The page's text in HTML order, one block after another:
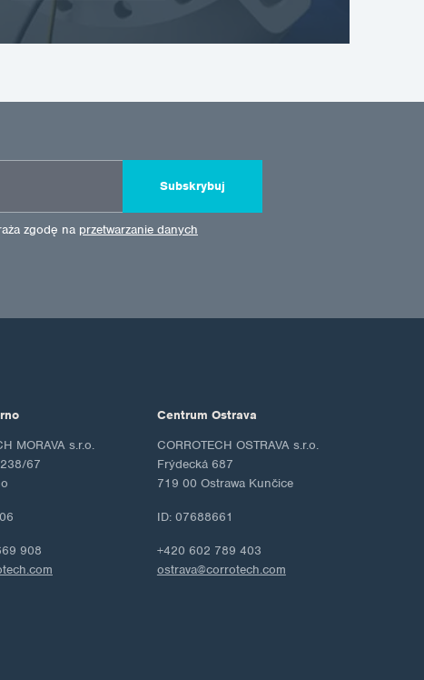
Subskrybuj
zgodę na przetwarzanie danych
MORAVA s.r.o.
67
908
Centrum Ostrava
CORROTECH OSTRAVA s.r.o.
Frýdecká 687
719 00 Ostrawa Kunčice
ID: 07688661
+420 602 789 403
ostrava@corrotech.com